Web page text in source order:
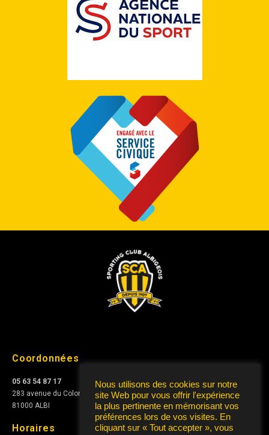
Coordonnées
05 63 54 87 17
283 avenue du Colonel Teyssier
81000 ALBI
Horaires
Nous utilisons des cookies sur notre
site Web pour vous offrir l'expérience
la plus pertinente en mémorisant vos
préférences lors de vos visites. En
cliquant sur « Tout accepter », vous